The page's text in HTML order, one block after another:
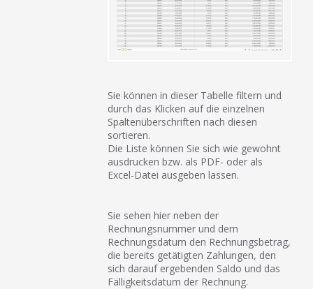
Sie können in dieser Tabelle filtern und
durch das Klicken auf die einzelnen
Spaltenüberschriften nach diesen
sortieren.
Die Liste können Sie sich wie gewohnt
ausdrucken bzw. als PDF- oder als
Excel-Datei ausgeben lassen.
Sie sehen hier neben der
Rechnungsnummer und dem
Rechnungsdatum den Rechnungsbetrag,
die bereits getätigten Zahlungen, den
sich darauf ergebenden Saldo und das
Fälligkeitsdatum der Rechnung.